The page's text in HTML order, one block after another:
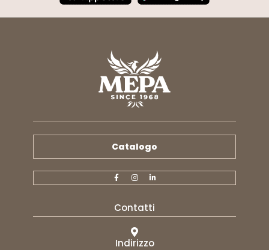
Catalogo
Contatti
Indirizzo